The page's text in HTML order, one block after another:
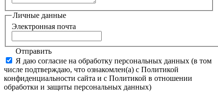
Личные данные
Электронная почта
Отправить
Я даю согласие на обработку персональных данных (в том
числе подтверждаю, что ознакомлен(а) с Политикой
конфиденциальности сайта и с Политикой в отношении
обработки и защиты персональных данных)